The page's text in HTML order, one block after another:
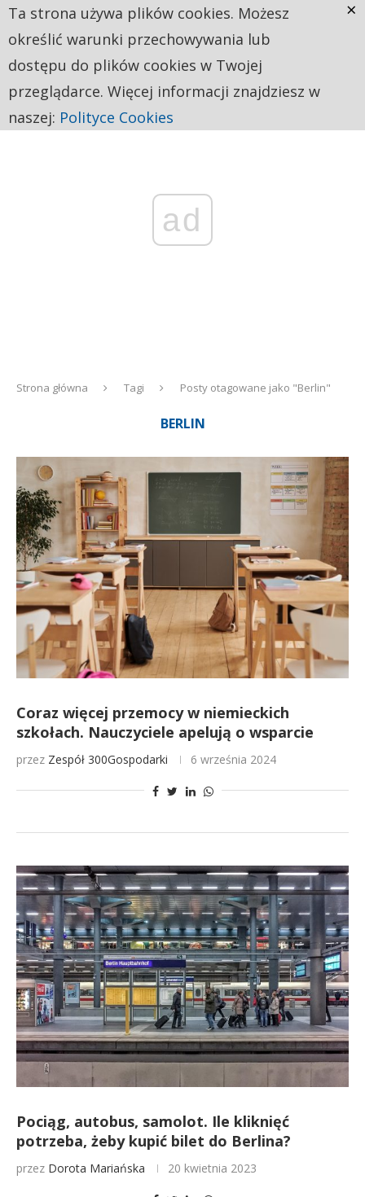
ad
Strona główna Tagi Posty otagowane jako "Berlin"
BERLIN
Coraz więcej przemocy w niemieckich
szkołach. Nauczyciele apelują o wsparcie
przez Zespół 300Gospodarki 6 września 2024
Pociąg, autobus, samolot. Ile kliknięć
potrzeba, żeby kupić bilet do Berlina?
przez Dorota Mariańska 20 kwietnia 2023
Ta strona używa plików cookies. Możesz
określić warunki przechowywania lub
dostępu do plików cookies w Twojej
przeglądarce. Więcej informacji znajdziesz w
naszej: Polityce Cookies
×